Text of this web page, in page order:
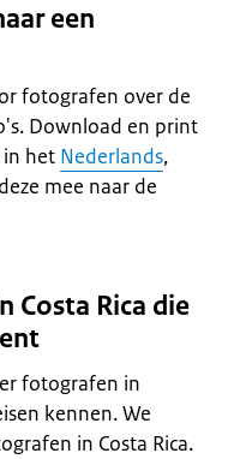
een
fotografen over de
Download en print
het Nederlands,
mee naar de
Costa Rica die
fotografen in
kennen. We
in Costa Rica.